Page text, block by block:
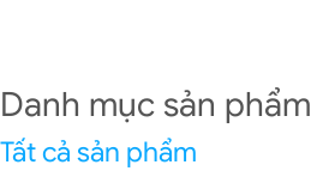
Danh mục sản phẩm
Tất cả sản phẩm